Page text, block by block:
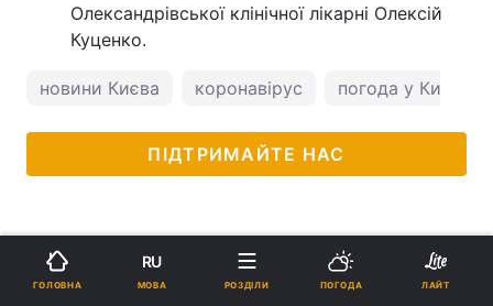
Олександрівської клінічної лікарні Олексій
Куценко.
новини Києва коронавірус погода у Києві
ПІДТРИМАЙТЕ НАС
ГОЛОВНА
RU
МОВА РОЗДІЛИ ПОГОДА ЛАЙТ